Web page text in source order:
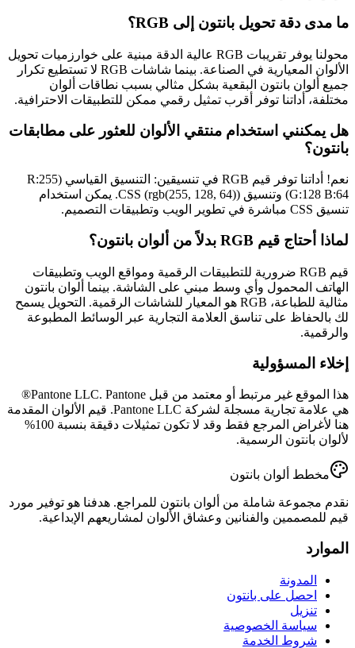
ما مدى دقة تحويل بانتون إلى RGB؟
محولنا يوفر تقريبات RGB عالية الدقة مبنية على خوارزميات تحويل
الألوان المعيارية في الصناعة. بينما شاشات RGB لا تستطيع تكرار
جميع ألوان بانتون البقعية بشكل مثالي بسبب نطاقات ألوان
مختلفة، أداتنا توفر أقرب تمثيل رقمي ممكن للتطبيقات الاحترافية.
هل يمكنني استخدام منتقي الألوان للعثور على مطابقات
بانتون؟
نعم! أداتنا توفر قيم RGB في تنسيقين: التنسيق القياسي (R:255
G:128 B:64) وتنسيق CSS (rgb(255, 128, 64)). يمكن استخدام
تنسيق CSS مباشرة في تطوير الويب وتطبيقات التصميم.
لماذا أحتاج قيم RGB بدلاً من ألوان بانتون؟
قيم RGB ضرورية للتطبيقات الرقمية ومواقع الويب وتطبيقات
الهاتف المحمول وأي وسط مبني على الشاشة. بينما ألوان بانتون
مثالية للطباعة، RGB هو المعيار للشاشات الرقمية. التحويل يسمح
لك بالحفاظ على تناسق العلامة التجارية عبر الوسائط المطبوعة
والرقمية.
إخلاء المسؤولية
هذا الموقع غير مرتبط أو معتمد من قبل Pantone LLC. Pantone®
هي علامة تجارية مسجلة لشركة Pantone LLC. قيم الألوان المقدمة
هنا لأغراض المرجع فقط وقد لا تكون تمثيلات دقيقة بنسبة 100%
لألوان بانتون الرسمية.
مخطط ألوان بانتون
نقدم مجموعة شاملة من ألوان بانتون للمراجع. هدفنا هو توفير مورد
قيم للمصممين والفنانين وعشاق الألوان لمشاريعهم الإبداعية.
الموارد
المدونة
احصل على بانتون
تنزيل
سياسة الخصوصية
شروط الخدمة